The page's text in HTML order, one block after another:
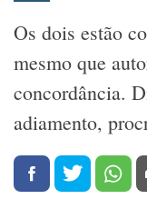
Os dois estão
mesmo que
concordância.
adiamento,